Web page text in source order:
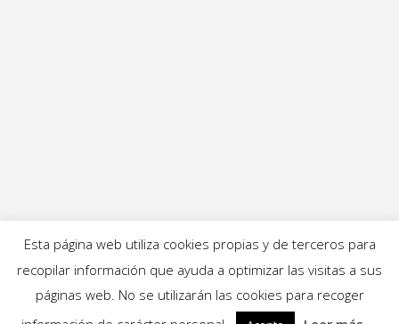
Esta página web utiliza cookies propias y de terceros para
recopilar información que ayuda a optimizar las visitas a sus
páginas web. No se utilizarán las cookies para recoger